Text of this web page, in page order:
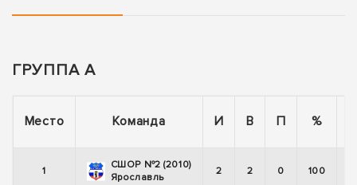
ГРУППА А
Место Команда И В П %
1
СШОР №2 (2010)
Ярославль
2 2 0 100